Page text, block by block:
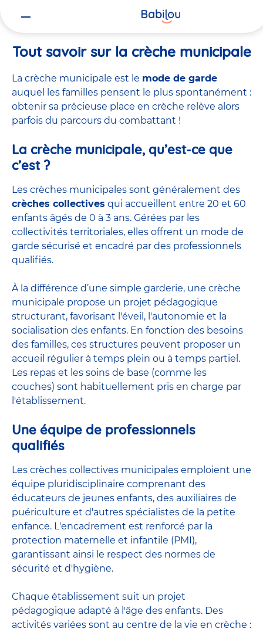
Tout savoir sur la crèche municipale
La crèche municipale est le mode de garde
auquel les familles pensent le plus spontanément :
obtenir sa précieuse place en crèche relève alors
parfois du parcours du combattant !
La crèche municipale, qu’est-ce que
c’est ?
Les crèches municipales sont généralement des
crèches collectives qui accueillent entre 20 et 60
enfants âgés de 0 à 3 ans. Gérées par les
collectivités territoriales, elles offrent un mode de
garde sécurisé et encadré par des professionnels
qualifiés.
À la différence d’une simple garderie, une crèche
municipale propose un projet pédagogique
structurant, favorisant l'éveil, l'autonomie et la
socialisation des enfants. En fonction des besoins
des familles, ces structures peuvent proposer un
accueil régulier à temps plein ou à temps partiel.
Les repas et les soins de base (comme les
couches) sont habituellement pris en charge par
l'établissement.
Une équipe de professionnels
qualifiés
Les crèches collectives municipales emploient une
équipe pluridisciplinaire comprenant des
éducateurs de jeunes enfants, des auxiliaires de
puériculture et d'autres spécialistes de la petite
enfance. L'encadrement est renforcé par la
protection maternelle et infantile (PMI),
garantissant ainsi le respect des normes de
sécurité et d'hygiène.
Chaque établissement suit un projet
pédagogique adapté à l'âge des enfants. Des
activités variées sont au centre de la vie en crèche :